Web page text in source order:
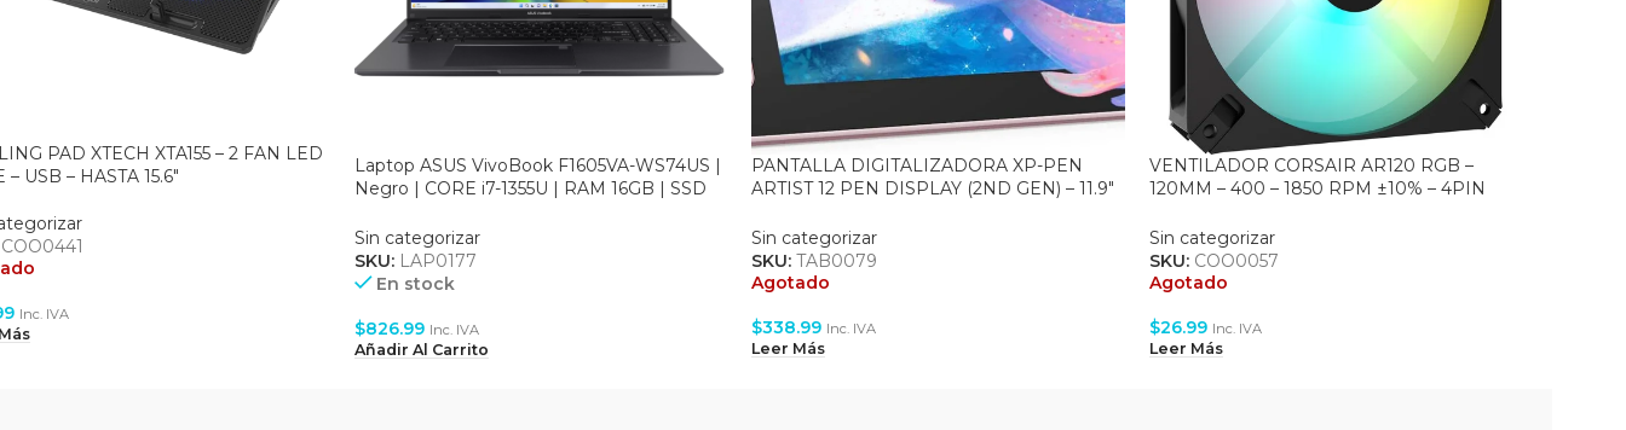
PAD XTECH XTA155 – 2 FAN LED
– USB – HASTA 15.6″
COO0441
Inc. IVA
Laptop ASUS VivoBook F1605VA-WS74US |
Negro | CORE i7-1355U | RAM 16GB | SSD
Sin categorizar
SKU: LAP0177
En stock
$826.99 Inc. IVA
Añadir Al Carrito
PANTALLA DIGITALIZADORA XP-PEN
ARTIST 12 PEN DISPLAY (2ND GEN) – 11.9″
C – ROSE
Sin categorizar
SKU: TAB0079
Agotado
$338.99 Inc. IVA
Leer Más
VENTILADOR CORSAIR AR120 RGB –
120MM – 400 – 1850 RPM ±10% – 4PIN
WW)
Sin categorizar
SKU: COO0057
Agotado
$26.99 Inc. IVA
Leer Más